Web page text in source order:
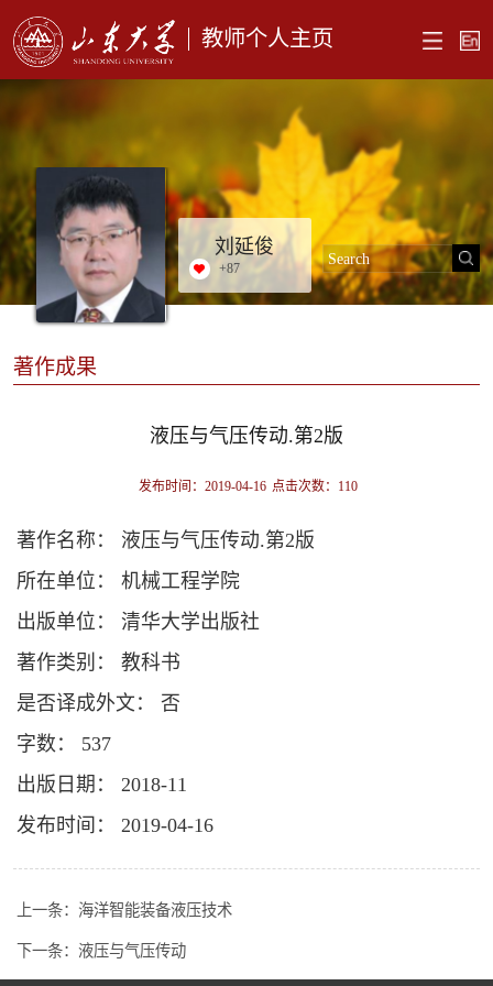
教师个人主页
刘延俊
+87
著作成果
液压与气压传动.第2版
发布时间：2019-04-16 点击次数： 110
著作名称： 液压与气压传动.第2版
所在单位： 机械工程学院
出版单位： 清华大学出版社
著作类别： 教科书
是否译成外文： 否
字数： 537
出版日期： 2018-11
发布时间： 2019-04-16
上一条： 海洋智能装备液压技术
下一条： 液压与气压传动